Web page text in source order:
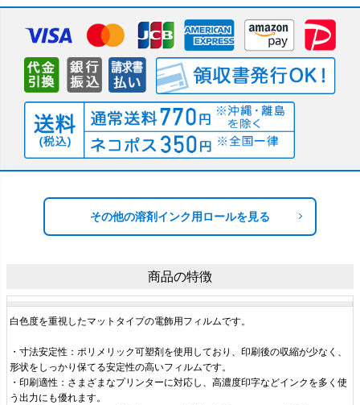
その他の溶剤インク用ロールを見る
商品の特徴
白色度を重視したマットタイプの電飾用フィルムです。
・寸法安定性：ポリメリック可塑剤を使用しており、印刷後の収縮が少なく、
形状をしっかり保てる安定性の高いフィルムです。
・印刷適性：さまざまなプリンターに対応し、高濃度印字などインクを多く使
う出力にも優れます。